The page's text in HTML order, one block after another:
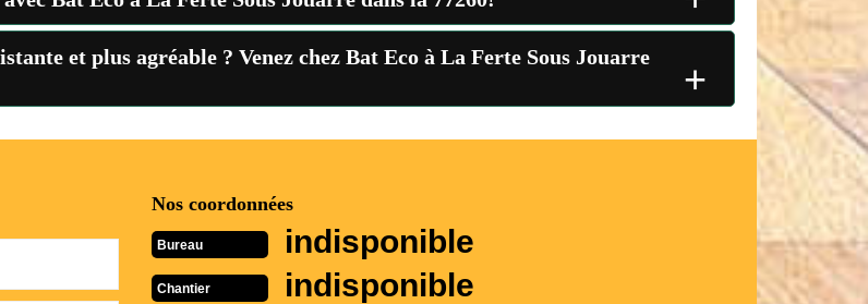
et plus agréable ? Venez chez Bat Eco à La Ferte Sous Jouarre
+
Nos coordonnées
Bureau indisponible
Chantier indisponible